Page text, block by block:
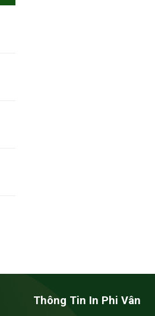
Thông Tin In Phi Vân